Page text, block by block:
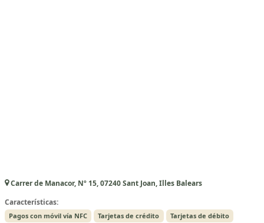
Carrer de Manacor, Nº 15, 07240 Sant Joan, Illes Balears
Características:
Pagos con móvil vía NFC Tarjetas de crédito
Tarjetas de débito